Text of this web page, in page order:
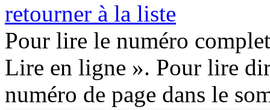
retourner à la liste
Pour lire le numéro
Lire en ligne ». Pour lire
numéro de page dans le